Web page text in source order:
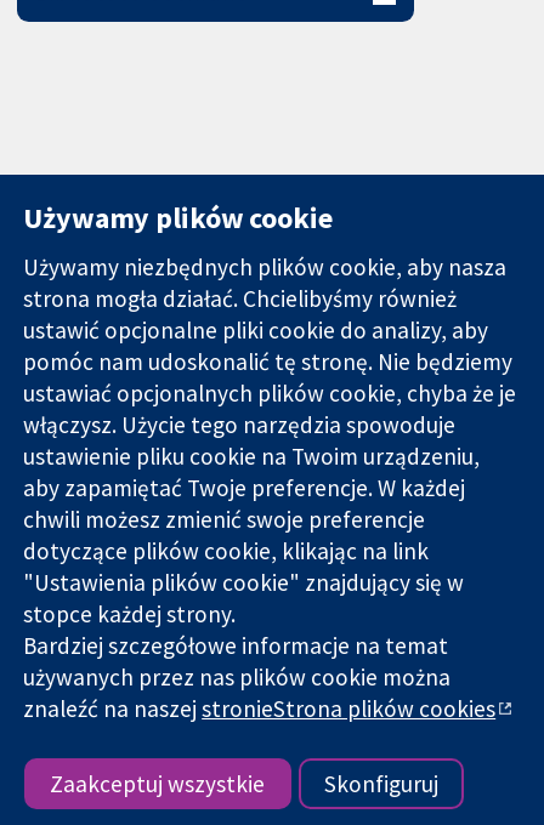
Wiarygodne dane
naukowe.
Świadome
decyzje.
Lepsze zdrowie.
11-13 Cavendish
Square
Londyn
W1G 0AN
Wielka Brytania
Kontakt
Nowości
Biuro
prasowe
O nas
Praca
Cochrane
Library
Cochrane Collaboration to organizacja charytatywna (nr
1045921) i spółka z ograniczoną odpowiedzialnością (nr
03044323) zarejestrowana w Anglii i Walii. Numer rejestracyjny
VAT GB 718
Copyright © 2026 The Cochrane Collaboration
Warunki korzystania ze strony internetowej|Informacje
prawne|Prywatność|Polityka plików cookies|Ustawienia
plików cookie
Używamy plików cookie
Używamy niezbędnych plików cookie, aby nasza
strona mogła działać. Chcielibyśmy również
ustawić opcjonalne pliki cookie do analizy, aby
pomóc nam udoskonalić tę stronę. Nie będziemy
ustawiać opcjonalnych plików cookie, chyba że je
włączysz. Użycie tego narzędzia spowoduje
ustawienie pliku cookie na Twoim urządzeniu,
aby zapamiętać Twoje preferencje. W każdej
chwili możesz zmienić swoje preferencje
dotyczące plików cookie, klikając na link
"Ustawienia plików cookie" znajdujący się w
stopce każdej strony.
Bardziej szczegółowe informacje na temat
używanych przez nas plików cookie można
znaleźć na naszejstronieStrona plików cookies
Zaakceptuj wszystkie Skonfiguruj